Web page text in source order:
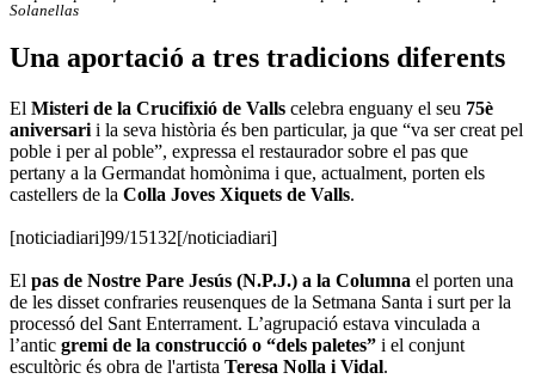
Solanellas
Una aportació a tres tradicions diferents
El Misteri de la Crucifixió de Valls celebra enguany el seu 75è
aniversari i la seva història és ben particular, ja que “va ser creat pel
poble i per al poble”, expressa el restaurador sobre el pas que
pertany a la Germandat homònima i que, actualment, porten els
castellers de la Colla Joves Xiquets de Valls.
[noticiadiari]99/15132[/noticiadiari]
El pas de Nostre Pare Jesús (N.P.J.) a la Columna el porten una
de les disset confraries reusenques de la Setmana Santa i surt per la
processó del Sant Enterrament. L’agrupació estava vinculada a
l’antic gremi de la construcció o “dels paletes” i el conjunt
escultòric és obra de l'artista Teresa Nolla i Vidal.